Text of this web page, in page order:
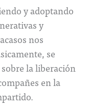
y adoptando
y
nos
se
la liberación
en la